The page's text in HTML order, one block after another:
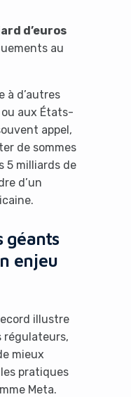
d’euros
au
à d’autres
aux États-
appel,
de sommes
5 milliards de
d’un
géants
enjeu
illustre
régulateurs,
mieux
pratiques
Meta.